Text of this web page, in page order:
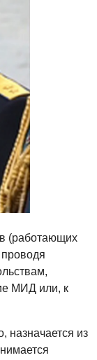
(работающих
МИД или, к
назначается из